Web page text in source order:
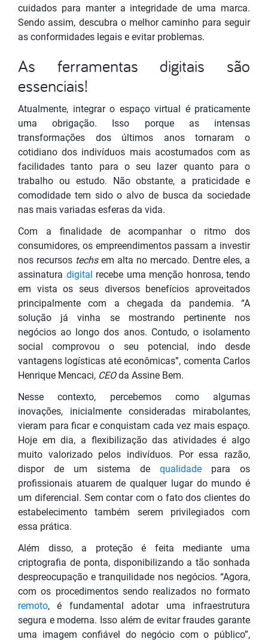
cuidados para manter a integridade de uma marca.
Sendo assim, descubra o melhor caminho para seguir
as conformidades legais e evitar problemas.
As ferramentas digitais são
essenciais!
Atualmente, integrar o espaço virtual é praticamente
uma obrigação. Isso porque as intensas
transformações dos últimos anos tornaram o
cotidiano dos indivíduos mais acostumados com as
facilidades tanto para o seu lazer quanto para o
trabalho ou estudo. Não obstante, a praticidade e
comodidade tem sido o alvo de busca da sociedade
nas mais variadas esferas da vida.
Com a finalidade de acompanhar o ritmo dos
consumidores, os empreendimentos passam a investir
nos recursos techs em alta no mercado. Dentre eles, a
assinatura digital recebe uma menção honrosa, tendo
em vista os seus diversos benefícios aproveitados
principalmente com a chegada da pandemia. “A
solução já vinha se mostrando pertinente nos
negócios ao longo dos anos. Contudo, o isolamento
social comprovou o seu potencial, indo desde
vantagens logísticas até econômicas”, comenta Carlos
Henrique Mencaci, CEOda Assine Bem.
Nesse contexto, percebemos como algumas
inovações, inicialmente consideradas mirabolantes,
vieram para ficar e conquistam cada vez mais espaço.
Hoje em dia, a flexibilização das atividades é algo
muito valorizado pelos indivíduos. Por essa razão,
dispor de um sistema de qualidade para os
profissionais atuarem de qualquer lugar do mundo é
um diferencial. Sem contar com o fato dos clientes do
estabelecimento também serem privilegiados com
essa prática.
Além disso, a proteção é feita mediante uma
criptografia de ponta, disponibilizando a tão sonhada
despreocupação e tranquilidade nos negócios. “Agora,
com os procedimentos sendo realizados no formato
remoto, é fundamental adotar uma infraestrutura
segura e moderna. Isso além de evitar fraudes garante
uma imagem confiável do negócio com o público”,